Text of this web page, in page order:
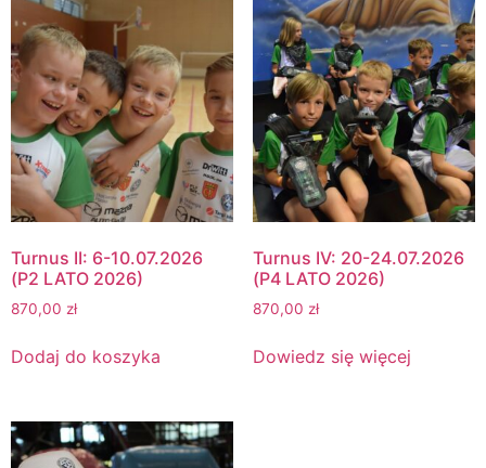
Turnus II: 6-10.07.2026
(P2 LATO 2026)
870,00 zł
Dodaj do koszyka
Turnus IV: 20-24.07.2026
(P4 LATO 2026)
870,00 zł
Dowiedz się więcej